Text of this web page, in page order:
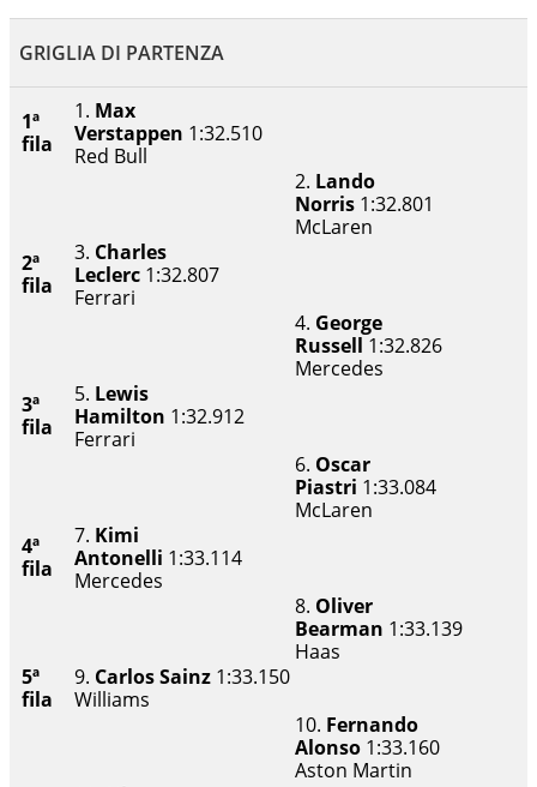
GRIGLIA DI PARTENZA
1ª
fila
1. Max
Verstappen 1:32.510
Red Bull
2. Lando
Norris 1:32.801
McLaren
2ª
fila
3. Charles
Leclerc 1:32.807
Ferrari
4. George
Russell 1:32.826
Mercedes
3ª
fila
5. Lewis
Hamilton 1:32.912
Ferrari
6. Oscar
Piastri 1:33.084
McLaren
4ª
fila
7. Kimi
Antonelli 1:33.114
Mercedes
8. Oliver
Bearman 1:33.139
Haas
5ª
fila
9. Carlos Sainz 1:33.150
Williams
10. Fernando
Alonso 1:33.160
Aston Martin